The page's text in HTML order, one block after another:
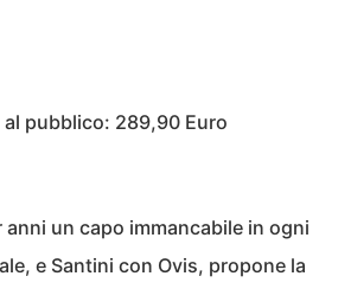
pubblico: 289,90 Euro
anni un capo immancabile in ogni
e Santini con Ovis, propone la